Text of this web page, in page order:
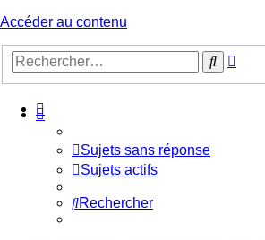
Accéder au contenu
Sujets sans réponse
Sujets actifs
Rechercher